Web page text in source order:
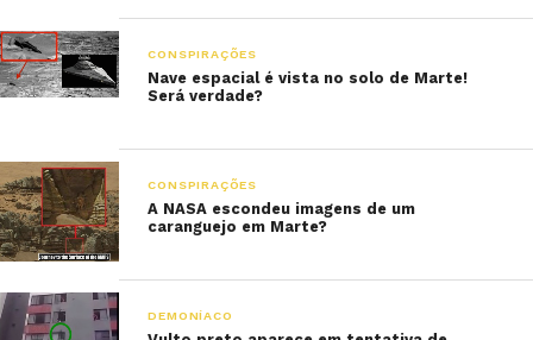
CONSPIRAÇÕES
Nave espacial é vista no solo de Marte!
Será verdade?
CONSPIRAÇÕES
A NASA escondeu imagens de um
caranguejo em Marte?
DEMONÍACO